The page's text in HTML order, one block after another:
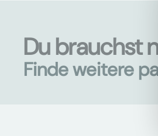
Du brauchst
Finde weitere